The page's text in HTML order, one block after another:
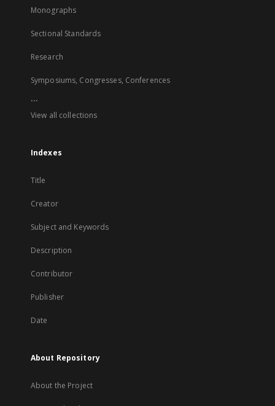
Monographs
Sectional Standards
Research
Symposiums, Congresses, Conferences
...
View all collections
Indexes
Title
Creator
Subject and Keywords
Description
Contributor
Publisher
Date
About Repository
About the Project